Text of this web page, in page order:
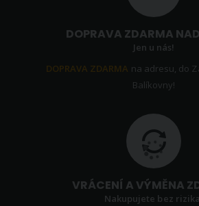
DOPRAVA ZDARMA
Jen u nás!
DOPRAVA ZDARMA na adresu, do
Balíkovny!
VRÁCENÍ A VÝMĚNA
Nakupujete bez